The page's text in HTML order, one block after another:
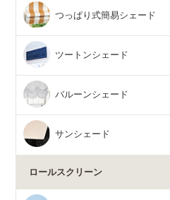
つっぱり式簡易シェード
ツートンシェード
バルーンシェード
サンシェード
ロールスクリーン